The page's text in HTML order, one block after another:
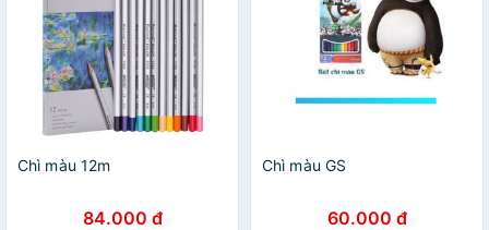
Chì màu 12m
84.000 đ
Chì màu GS
60.000 đ